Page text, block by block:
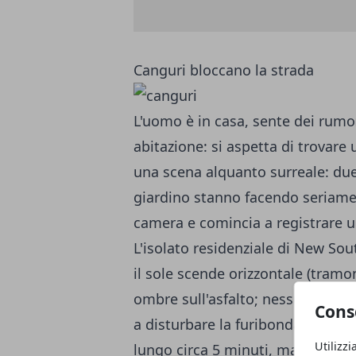
Canguri bloccano la strada
L'uomo è in casa, sente dei
abitazione: si aspetta di trovare
una scena alquanto surreale:
giardino stanno facendo
camera e comincia a registrare
L'isolato residenziale di New
il sole scende orizzontale
ombre sull'asfalto; nessun auto,
a disturbare la furibonda lotta
lungo circa 5 minuti, ma il